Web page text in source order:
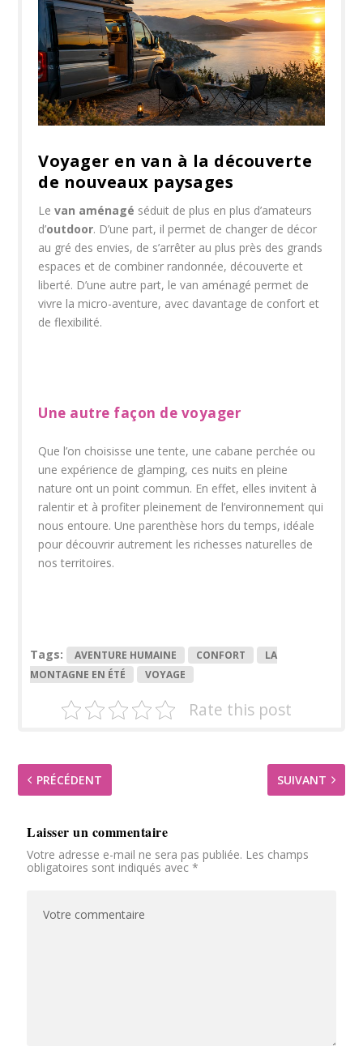
Voyager en van à la découverte
de nouveaux paysages
Levan aménagé séduit de plus en plus d’amateurs
d’outdoor. D’une part, il permet de changer de décor
au gré des envies, de s’arrêter au plus près des grands
espaces et de combiner randonnée, découverte et
liberté. D’une autre part, le van aménagé permet de
vivre la micro-aventure, avec davantage de confort et
de flexibilité.
Une autre façon de voyager
Que l’on choisisse une tente, une cabane perchée ou
une expérience de glamping, ces nuits en pleine
nature ont un point commun. En effet, elles invitent à
ralentir et à profiter pleinement de l’environnement qui
nous entoure. Une parenthèse hors du temps, idéale
pour découvrir autrement les richesses naturelles de
nos territoires.
Tags: AVENTURE HUMAINE CONFORT
LA
MONTAGNE EN ÉTÉ
VOYAGE
Rate this post
PRÉCÉDENT SUIVANT
Laisser un commentaire
Votre adresse e-mail ne sera pas publiée. Les champs
obligatoires sont indiqués avec*